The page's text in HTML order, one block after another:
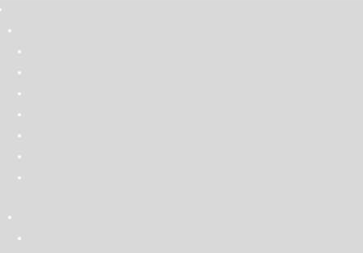
de
TRIANGULAR
Inicio
No se encontraron resultados
La página solicitada no pudo encontrarse. Trate de perfeccionar su búsqueda o